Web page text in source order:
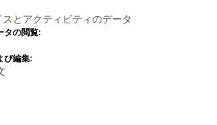
とアクティビティのデータ
タの閲覧:
び編集: